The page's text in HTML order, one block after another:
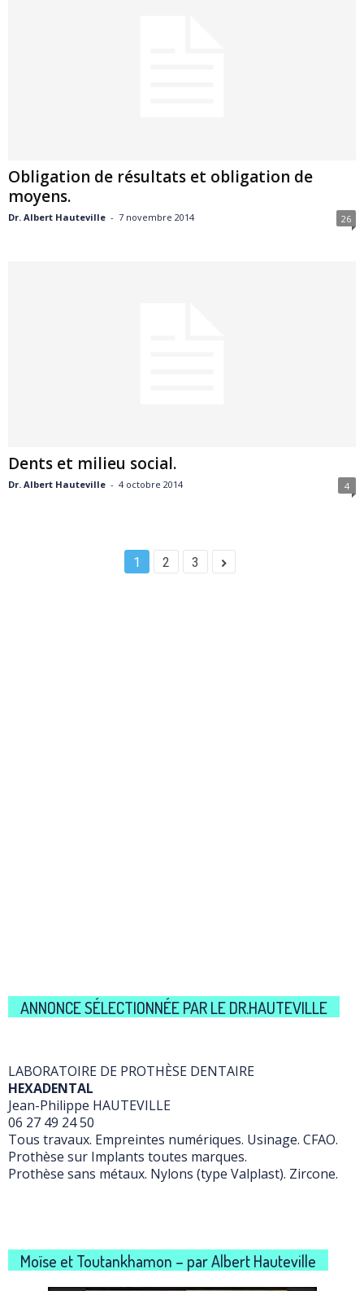
Obligation de résultats et obligation de
moyens.
Dr. Albert Hauteville - 7 novembre 2014 26
Dents et milieu social.
Dr. Albert Hauteville - 4 octobre 2014 4
1 2 3
ANNONCE SÉLECTIONNÉE PAR LE DR.HAUTEVILLE
LABORATOIRE DE PROTHÈSE DENTAIRE
HEXADENTAL
Jean-Philippe HAUTEVILLE
06 27 49 24 50
Tous travaux. Empreintes numériques. Usinage. CFAO.
Prothèse sur Implants toutes marques.
Prothèse sans métaux. Nylons (type Valplast). Zircone.
Moïse et Toutankhamon – par Albert Hauteville